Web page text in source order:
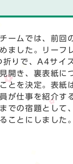
ームでは、前回
ました。リーフ
りで、A4サイ
開き、裏表紙に
とを決定。表紙
が仕事を紹介す
での宿題として
ことにしました。